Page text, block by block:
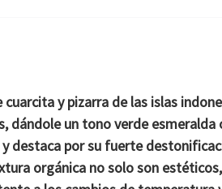
cuarcita y pizarra de las islas
dándole un tono verde esmeralda
y destaca por su fuerte
orgánica no solo son